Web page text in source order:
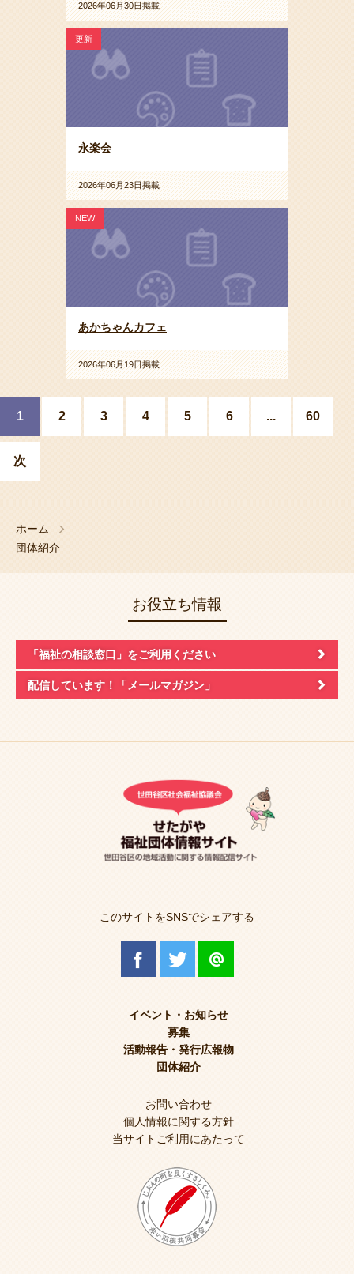
2026年06月30日掲載
更新
永楽会
2026年06月23日掲載
NEW
あかちゃんカフェ
2026年06月19日掲載
1 2 3 4 5 6 ... 60
次
ホーム
団体紹介
お役立ち情報
「福祉の相談窓口」 をご利用ください
配信しています！ 「メールマガジン」
このサイトをSNSでシェアする
イベント・お知らせ
募集
活動報告・発行広報物
団体紹介
お問い合わせ
個人情報に関する方針
当サイトご利用にあたって